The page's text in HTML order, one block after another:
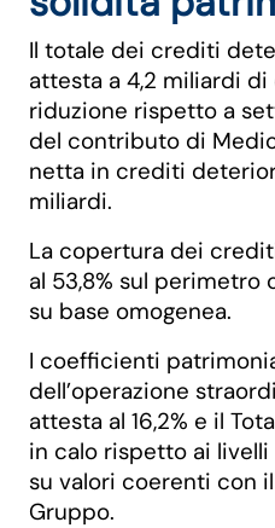
Il totale dei crediti
attesta a 4,2 miliardi
riduzione rispetto a
del contributo di
netta in crediti
miliardi.
La copertura dei
al 53,8% sul perimetro
su base omogenea.
I coefficienti
dell’operazione
attesta al 16,2% e il
in calo rispetto ai
su valori coerenti con
Gruppo.